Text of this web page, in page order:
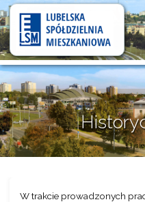
11
W trakcie prowadzonych